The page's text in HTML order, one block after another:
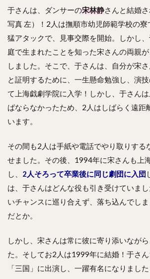
于さんは、ダンサーの宋林静さんと結婚
写真 左）！2人は撫順市幼児師範学校の
猛アタックで、見事交際を開始。しかし
庭で生まれたことを知った宋さんの両親
しました。そこで、于さんは、自分が宋
と証明するために、一生懸命勉強し、演
て上海戯劇学院に入学！しかし、于さん
ばならなかったため、2人はしばらく遠距
います。
その間も2人は手紙や電話でやり取りする
せました。その後、1994年に宋さんも上
し、 2人そろって卒業後に同じ劇団に入団
は、于さんはどんな役も引き受けていま
いチャンスに巡り合えず、落ち込んでし
だとか。
しかし、宋さんは常に彼に寄り添いなが
た。そしてお2人は1999年に結婚！于さ
「三国」に出演し、一躍有名になりました